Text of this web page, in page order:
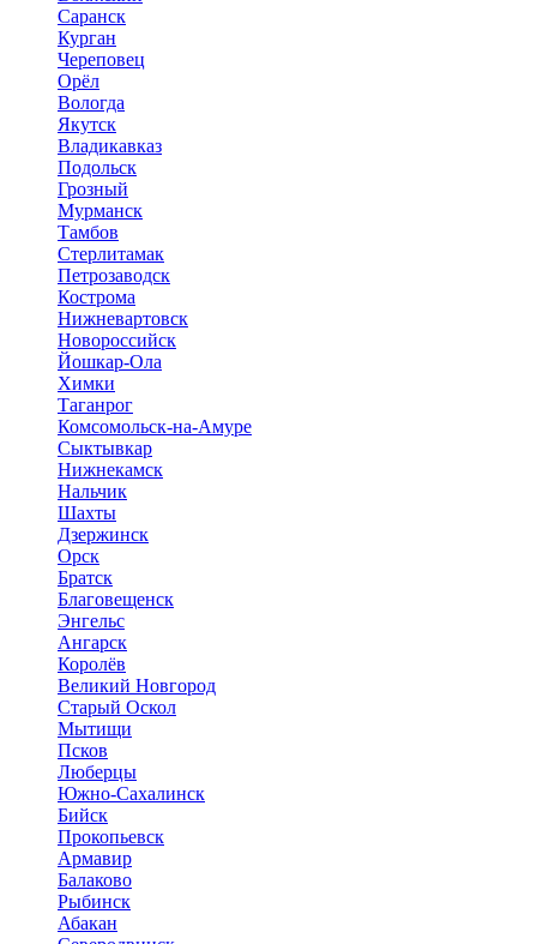
Саранск
Курган
Череповец
Орёл
Вологда
Якутск
Владикавказ
Подольск
Грозный
Мурманск
Тамбов
Стерлитамак
Петрозаводск
Кострома
Нижневартовск
Новороссийск
Йошкар-Ола
Химки
Таганрог
Комсомольск-на-Амуре
Сыктывкар
Нижнекамск
Нальчик
Шахты
Дзержинск
Орск
Братск
Благовещенск
Энгельс
Ангарск
Королёв
Великий Новгород
Старый Оскол
Мытищи
Псков
Люберцы
Южно-Сахалинск
Бийск
Прокопьевск
Армавир
Балаково
Рыбинск
Абакан